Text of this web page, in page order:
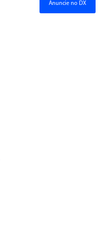
Anuncie no DX